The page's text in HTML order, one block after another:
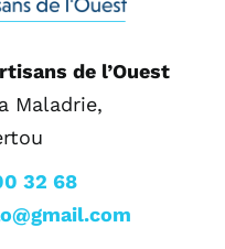
de l’Ouest
Maladrie,
32 68